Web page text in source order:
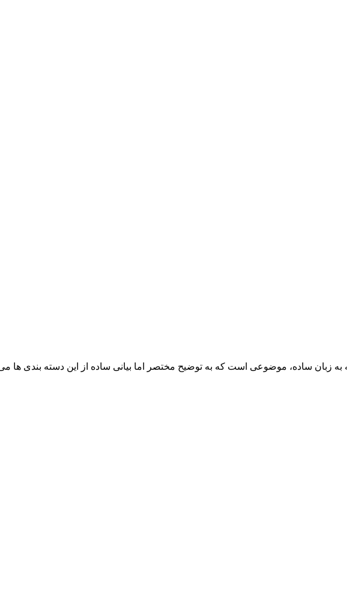
به زبان ساده، موضوعی است که به توضیح مختصر اما بیانی ساده از این دسته بندی ها